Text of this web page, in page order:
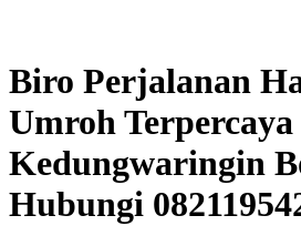
content
Biro Perjalanan
Umroh
Kedungwaringin
Hubungi